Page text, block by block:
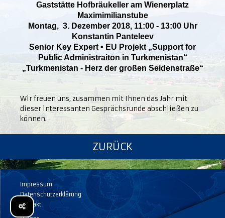
Gaststätte Hofbräukeller am Wienerplatz
Maximimilianstube
Montag, 3. Dezember 2018, 11:00 - 13:00 Uhr
Konstantin Panteleev
Senior Key Expert • EU Projekt „Support for
Public Administraiton in Turkmenistan“
„Turkmenistan - Herz der großen Seidenstraße“
Wir freuen uns, zusammen mit Ihnen das Jahr mit
dieser interessanten Gesprächsrunde abschließen zu
können.
ZURÜCK
Impressum
Datenschutzerklärung
Kontakt